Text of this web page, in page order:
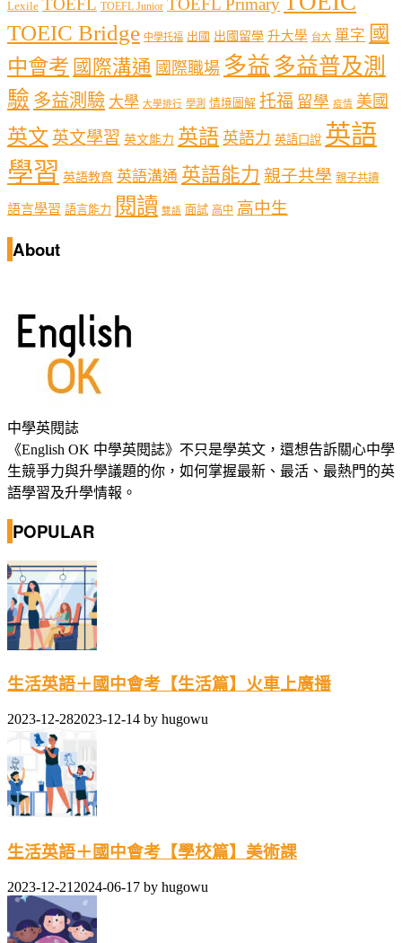
Lexile TOEFL TOEFL Junior TOEFL Primary
TOEIC Bridge 中學托福 出國 出國留學 升大學 台大 單字 國
中會考 國際溝通 國際職場 多益 多益普及測
驗 多益測驗 大學 大學排行 學測 情境圖解 托福 留學 疫情 美國
英文 英文學習 英文能力 英語 英語力 英語口說 英語
學習 英語教育 英語溝通 英語能力 親子共學 親子共讀
語言學習 語言能力 閱讀 雙語 面試 高中 高中生
About
中學英閱誌
《English OK 中學英閱誌》不只是學英文，還想告訴關心中學
生競爭力與升學議題的你，如何掌握最新、最活、最熱門的英
語學習及升學情報。
POPULAR
生活英語＋國中會考【生活篇】火車上廣播
2023-12-282023-12-14 by hugowu
生活英語＋國中會考【學校篇】美術課
2023-12-21 2024-06-17 by hugowu